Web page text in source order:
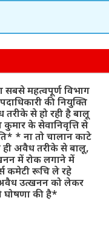
महत्वपूर्ण विभाग
की नियुक्ति
से हो रही है बालू
कुमार के सेवानिवृत्ति से
* ना तो चालान काटे
ही अवैध तरीके से बालू,
में रोक लगाने में
कमेटी रूचि ले रहे
उत्खनन को लेकर
घोषणा की है*